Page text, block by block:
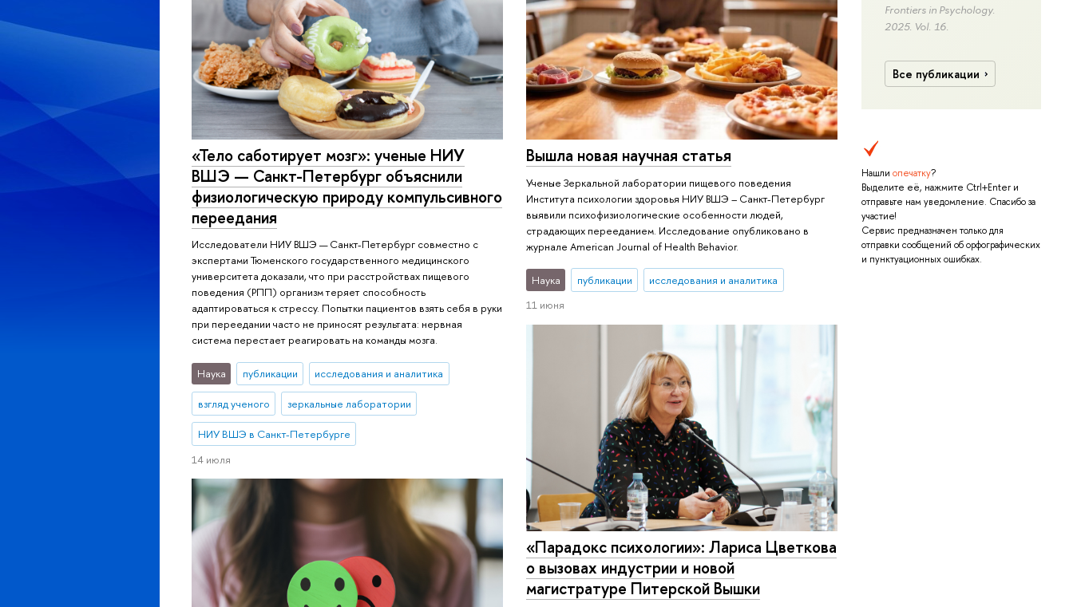
Frontiers in Psychology.
2025. Vol. 16.
Все публикации
Нашли опечатку?
Выделите её, нажмите Ctrl+Enter и
отправьте нам уведомление. Спасибо за
участие!
Сервис предназначен только для
отправки сообщений об орфографических
и пунктуационных ошибках.
«Тело саботирует мозг»: ученые НИУ
ВШЭ — Санкт-Петербург объяснили
физиологическую природу компульсивного
переедания
Исследователи НИУ ВШЭ — Санкт-Петербург совместно с
экспертами Тюменского государственного медицинского
университета доказали, что при расстройствах пищевого
поведения (РПП) организм теряет способность
адаптироваться к стрессу. Попытки пациентов взять себя в руки
при переедании часто не приносят результата: нервная
система перестает реагировать на команды мозга.
Наука публикации исследования и аналитика
взгляд ученого зеркальные лаборатории
НИУ ВШЭ в Санкт-Петербурге
14 июля
Вышла новая научная статья
Ученые Зеркальной лаборатории пищевого поведения
Института психологии здоровья НИУ ВШЭ – Санкт-Петербург
выявили психофизиологические особенности людей,
страдающих перееданием. Исследование опубликовано в
журнале American Journal of Health Behavior.
Наука публикации
исследования и аналитика
11 июня
«Парадокс психологии»: Лариса Цветкова
о вызовах индустрии и новой
магистратуре Питерской Вышки